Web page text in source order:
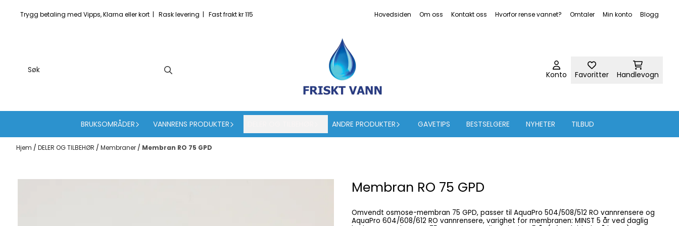
Hopp til innhold
Trygg betaling med Vipps, Klarna eller kort | Rask levering | Fast frakt kr 115 Hovedsiden Om oss Kontakt oss Hvorfor rense vannet? Omtaler Min konto Blogg
Konto Favoritter Handlevogn
BRUKSOMRÅDER VANNRENS PRODUKTER ANDRE PRODUKTER GAVETIPS BESTSELGERE NYHETER TILBUD
Hjem / DELER OG TILBEHØR / Membraner / Membran RO 75 GPD
Membran RO 75 GPD
Omvendt osmose-membran 75 GPD, passer til AquaPro 504/508/512 RO vannrensere og
AquaPro 604/608/612 RO vannrensere, varighet for membranen: MINST 5 år ved daglig